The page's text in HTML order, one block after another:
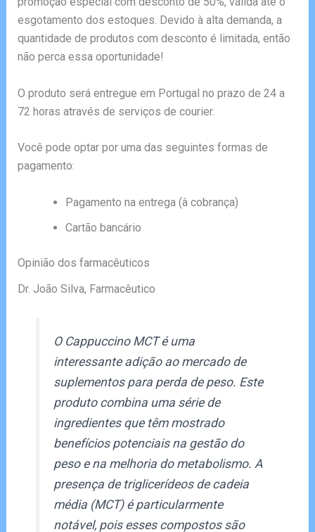
esgotamento dos estoques. Devido à alta demanda, a
quantidade de produtos com desconto é limitada, então
não perca essa oportunidade!
O produto será entregue em Portugal no prazo de 24 a
72 horas através de serviços de courier.
Você pode optar por uma das seguintes formas de
pagamento:
Pagamento na entrega (à cobrança)
Cartão bancário
Opinião dos farmacêuticos
Dr. João Silva, Farmacêutico
O Cappuccino MCT é uma
interessante adição ao mercado de
suplementos para perda de peso. Este
produto combina uma série de
ingredientes que têm mostrado
benefícios potenciais na gestão do
peso e na melhoria do metabolismo. A
presença de triglicerídeos de cadeia
média (MCT) é particularmente
notável, pois esses compostos são